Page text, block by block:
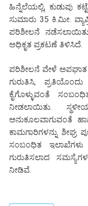
ಹಿನ್ನೆಲೆಯಲ್ಲಿ, ಕುಡುಪು
ಸುಮಾರು 35 ಕಿ.ಮೀ.
ಪರಿಶೀಲನೆ
ಅಧಿಕೃತ ಪ್ರಕಟಣೆ ತಿಳಿಸಿದೆ.
ಪರಿಶೀಲನೆ ವೇಳೆ ಅಪಘಾತ
ಗುರುತಿಸಿ, ಪ್ರತಿಯೊಂದು
ಕೈಗೊಳ್ಳುವಂತೆ
ನೀಡಲಾಯಿತು.
ಅನುಕೂಲವಾಗುವಂತೆ
ಕಾಮಗಾರಿಗಳನ್ನು
ಸಂಬಂಧಿತ ಇಲಾಖೆಗಳು
ಗುರುತಿಸಲಾದ
ನೀಡಿವೆ.